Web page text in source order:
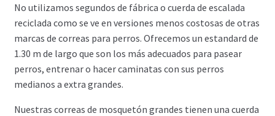
No utilizamos segundos de fábrica o cuerda de escalada
reciclada como se ve en versiones menos costosas de otras
marcas de correas para perros. Ofrecemos un estandard de
1.30 m de largo que son los más adecuados para pasear
perros, entrenar o hacer caminatas con sus perros
medianos a extra grandes.
Nuestras correas de mosquetón grandes tienen una cuerda